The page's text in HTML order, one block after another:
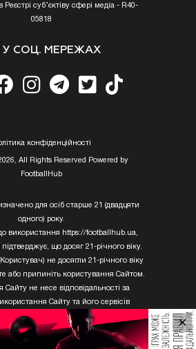
Реєстрі суб’єктіву сфері медіа - R40-
05818
У СОЦ. МЕРЕЖАХ
конфiденцiйностi
All Rights Reserved Powered by
FootballHub
для осіб старше 21 (двадцяти
одного) року.
використання https://footballhub.ua,
що досяг 21-річного віку.
не досягли 21-річного віку
або припиніть користування Сайтом.
Сайту не несе відповідальності за
Сайту та його сервісів
який не досяг 21-річного віку.
що розміщені на сайті, не можуть
×